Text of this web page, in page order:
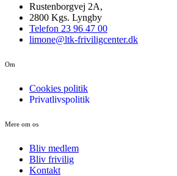
Rustenborgvej 2A,
2800 Kgs. Lyngby
Telefon 23 96 47 00
limone@ltk-friviligcenter.dk
Om
Cookies politik
Privatlivspolitik
Mere om os
Bliv medlem
Bliv frivilig
Kontakt